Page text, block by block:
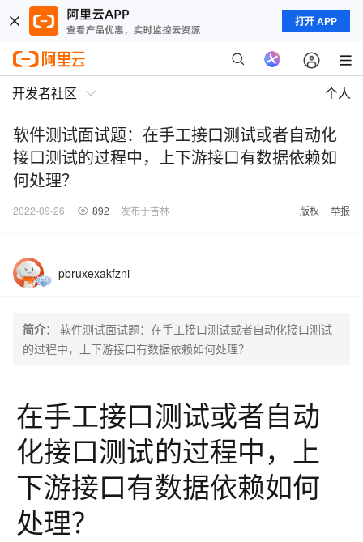
打开 APP
开发者社区 个人
软件测试面试题：在手工接口测试或者自动化
接口测试的过程中，上下游接口有数据依赖如
何处理？
2022-09-26 892 发布于吉林 版权 举报
pbruxexakfzni
简介：
软件测试面试题：在手工接口测试或者自动化接口测试
的过程中，上下游接口有数据依赖如何处理？
在手工接口测试或者自动
化接口测试的过程中，上
下游接口有数据依赖如何
处理？